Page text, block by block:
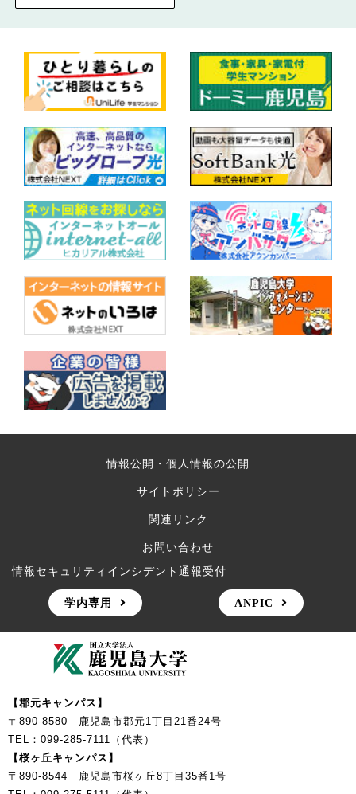
情報公開・個人情報の公開
サイトポリシー
関連リンク
お問い合わせ
情報セキュリティインシデント通報受付
学内専用 ANPIC
【郡元キャンパス】
〒890-8580 鹿児島市郡元1丁目21番24号
TEL：099-285-7111（代表）
【桜ヶ丘キャンパス】
〒890-8544 鹿児島市桜ヶ丘8丁目35番1号